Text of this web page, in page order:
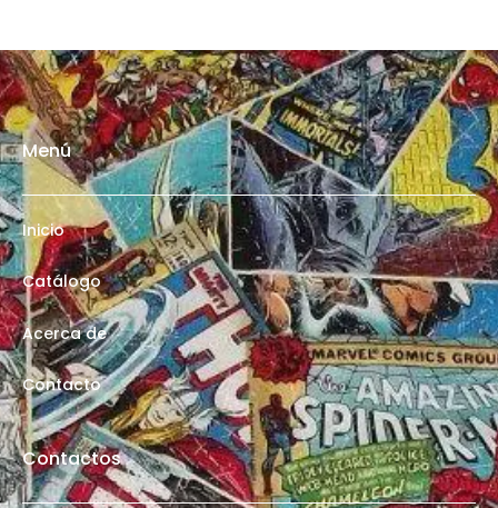
Menú
Inicio
Catálogo
Acerca de
Contacto
Contactos